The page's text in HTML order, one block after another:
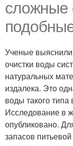
сложные
Ученые
очистки воды
натуральных
издалека. Это
воды такого типа
Исследование в
опубликовано.
запасов